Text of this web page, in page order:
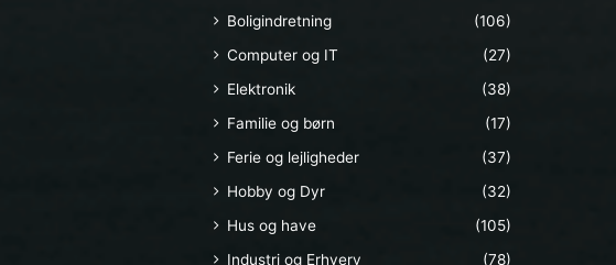
Boligindretning
(106)
Computer og IT
(27)
Elektronik
(38)
Familie og børn
(17)
Ferie og lejligheder
(37)
Hobby og Dyr
(32)
Hus og have
(105)
Industri og Erhverv
(78)